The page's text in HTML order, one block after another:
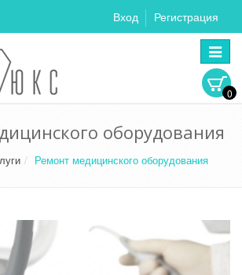
Вход Регистрация
0
оборудования
Ремонт медицинского оборудования